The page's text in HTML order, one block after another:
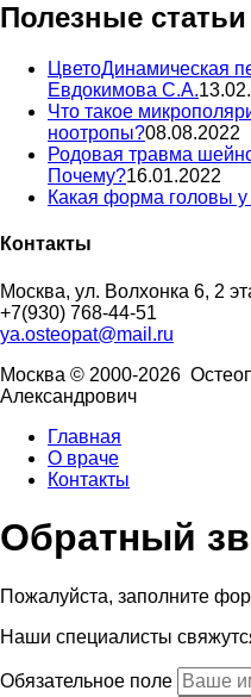
Полезные статьи
ЦветоДинамическая
Евдокимова С.А.
Что такое
ноотропы?08.08.2022
Родовая травма
Почему?16.01.2022
Какая форма головы
Контакты
Москва, ул. Волхонка 6, 2
+7(930) 768-44-51
ya.osteopat@mail.ru
Москва © 2000-2026
Александрович
Главная
О враче
Контакты
Обратный
Пожалуйста, заполните
Наши специалисты
Обязательное поле